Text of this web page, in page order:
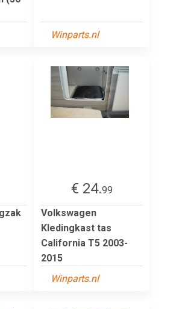
Winparts.nl
€ 24.99
Volkswagen
Kledingkast tas
California T5 2003-
2015
Winparts.nl